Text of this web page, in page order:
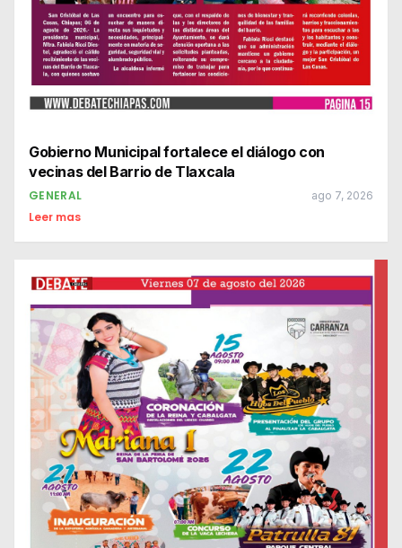
Gobierno Municipal fortalece el diálogo con
vecinas del Barrio de Tlaxcala
GENERAL ago 7, 2026
Leer mas